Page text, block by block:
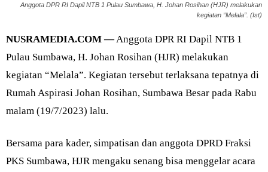
Anggota DPR RI Dapil NTB 1 Pulau Sumbawa, H. Johan Rosihan (HJR) melakukan
kegiatan “Melala”. (Ist)
NUSRAMEDIA.COM —Anggota DPR RI Dapil NTB 1
Pulau Sumbawa, H. Johan Rosihan (HJR) melakukan
kegiatan “Melala”. Kegiatan tersebut terlaksana tepatnya di
Rumah Aspirasi Johan Rosihan, Sumbawa Besar pada Rabu
malam (19/7/2023) lalu.
Bersama para kader, simpatisan dan anggota DPRD Fraksi
PKS Sumbawa, HJR mengaku senang bisa menggelar acara